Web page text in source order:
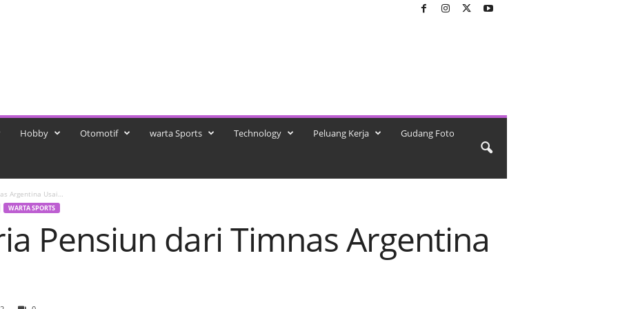
Hobby Otomotif warta Sports Technology Peluang Kerja Gudang Foto
Argentina Usai…
WARTA SPORTS
Pensiun dari Timnas Argentina